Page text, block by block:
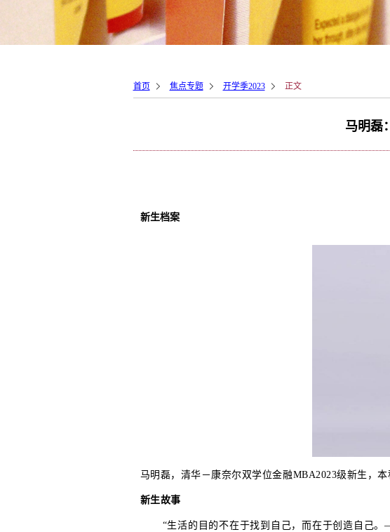
首页 焦点专题 开学季2023 正文
马明磊
新生档案
马明磊，清华－康奈尔双学位金融MBA2023级新生，
新生故事
“生活的目的不在于找到自己，而在于创造自己